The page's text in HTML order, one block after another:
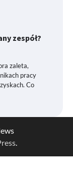
zespół?
zaleta,
pracy
Co
.